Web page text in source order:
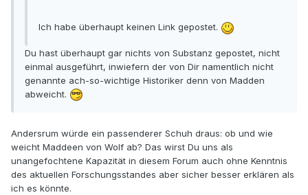
Ich habe überhaupt keinen Link gepostet.
Du hast überhaupt gar nichts von Substanz gepostet, nicht
einmal ausgeführt, inwiefern der von Dir namentlich nicht
genannte ach-so-wichtige Historiker denn von Madden
abweicht.
Andersrum würde ein passenderer Schuh draus: ob und wie
weicht Maddeen von Wolf ab? Das wirst Du uns als
unangefochtene Kapazität in diesem Forum auch ohne Kenntnis
des aktuellen Forschungsstandes aber sicher besser erklären als
ich es könnte.